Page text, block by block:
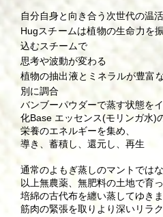
自分自身と向き合う次世代の温活
Hugスチームは植物の生命力を
込むスチームで
思考や波動が変わる
植物の抽出液とミネラルが豊富
別に調合
バンブーパウダーで蒸す状態を
化Base エッセンス(モリンガ水)
栄養のエネルギーを集め、
導き、蓄積し、還元し、再生
通常のよもぎ蒸しのマントでは
以上無農薬、無肥料の土地で育
培綿の古代布を纏い蒸してゆき
筋肉の緊張を取りより深いリラ